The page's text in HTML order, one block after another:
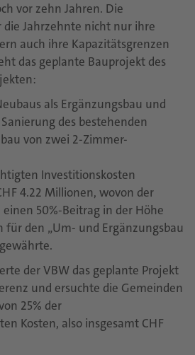
vor zehn Jahren. Die
die Jahrzehnte nicht nur ihre
auch ihre Kapazitätsgrenzen
das geplante Bauprojekt des
als Ergänzungsbau und
des bestehenden
von zwei 2-Zimmer-
Investitionskosten
4.22 Millionen, wovon der
50%-Beitrag in der Höhe
für den „Um- und Ergänzungsbau
der VBW das geplante Projekt
und ersuchte die Gemeinden
25% der
Kosten, also insgesamt CHF